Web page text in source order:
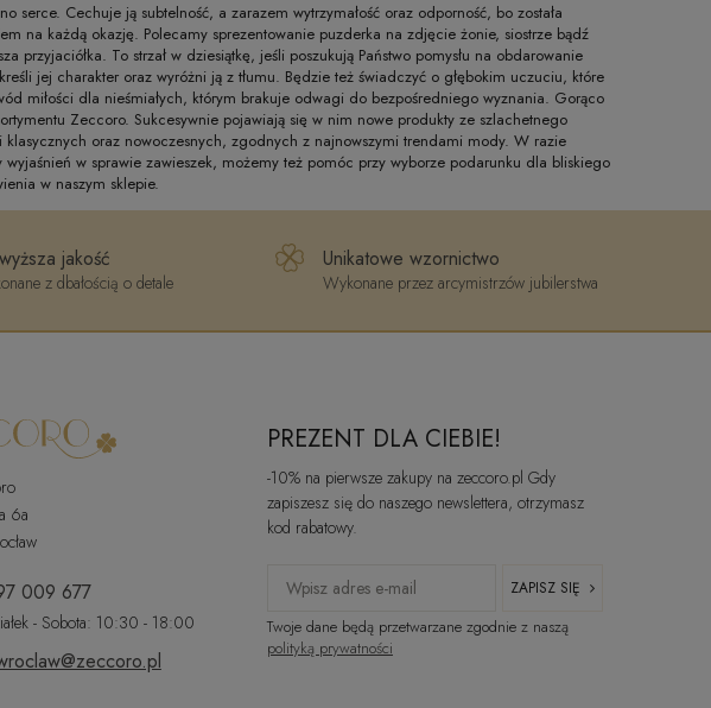
serce. Cechuje ją subtelność, a zarazem wytrzymałość oraz odporność, bo została
na każdą okazję. Polecamy sprezentowanie puzderka na zdjęcie żonie, siostrze bądź
To strzał w dziesiątkę, jeśli poszukują Państwo pomysłu na obdarowanie
jej charakter oraz wyróżni ją z tłumu. Będzie też świadczyć o głębokim uczuciu, które
miłości dla nieśmiałych, którym brakuje odwagi do bezpośredniego wyznania. Gorąco
Zeccoro. Sukcesywnie pojawiają się w nim nowe produkty ze szlachetnego
oraz nowoczesnych, zgodnych z najnowszymi trendami mody. W razie
w sprawie zawieszek, możemy też pomóc przy wyborze podarunku dla bliskiego
w naszym sklepie.
jakość
z dbałością o detale
Unikatowe wzornictwo
Wykonane przez arcymistrzów jubilerstwa
6a
009 677
- Sobota: 10:30 - 18:00
PREZENT DLA CIEBIE!
-10% na pierwsze zakupy na zeccoro.pl Gdy
zapiszesz się do naszego newslettera, otrzymasz
kod rabatowy.
ZAPISZ SIĘ
Twoje dane będą przetwarzane zgodnie z naszą
polityką prywatności